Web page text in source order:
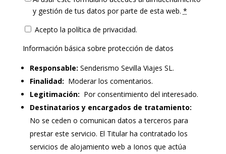
y gestión de tus datos por parte de esta web. *
Acepto la política de privacidad.
Información básica sobre protección de datos
Responsable: Senderismo Sevilla Viajes SL.
Finalidad: Moderar los comentarios.
Legitimación: Por consentimiento del interesado.
Destinatarios y encargados de tratamiento:
No se ceden o comunican datos a terceros para
prestar este servicio. El Titular ha contratado los
servicios de alojamiento web a Ionos que actúa